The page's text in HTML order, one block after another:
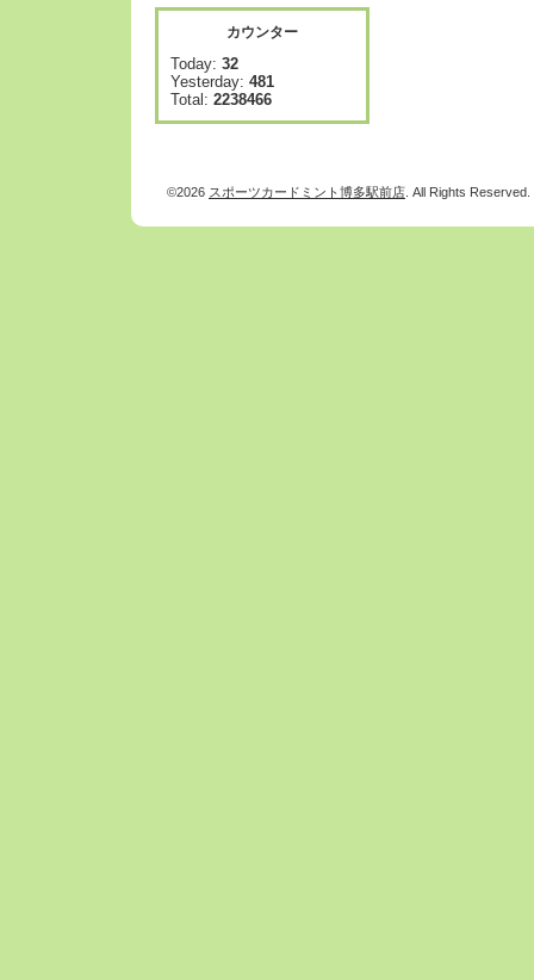
カウンター
Today: 32
Yesterday: 481
Total: 2238466
©2026 スポーツカードミント博多駅前店 . All Rights Reserved.